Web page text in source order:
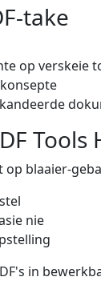
take
op verskeie
Tools
blaaier-
nie
in